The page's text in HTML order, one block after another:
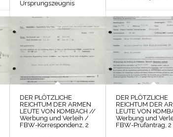
Ursprungszeugnis
DER PLÖTZLICHE
REICHTUM DER ARMEN
LEUTE VON KOMBACH //
Werbung und Verleih /
FBW-Korrespondenz, 2
DER PLÖTZLICHE
REICHTUM DER
LEUTE VON
Werbung und
FBW-Prüfantrag, 2